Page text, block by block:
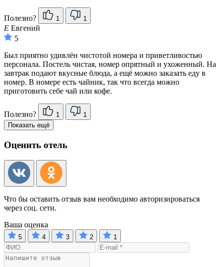
Полезно? 1 1
Е Евгений
5
Был приятно удивлён чистотой номера и приветливостью
персонала. Постель чистая, номер опрятный и ухоженный. На
завтрак подают вкусные блюда, а ещё можно заказать еду в
номер. В номере есть чайник, так что всегда можно
приготовить себе чай или кофе.
Полезно? 1
1
Показать ещё
Оценить отель
Что бы оставить отзыв вам необходимо авторизироваться
через соц. сети.
Ваша оценка
5 4 3 2 1